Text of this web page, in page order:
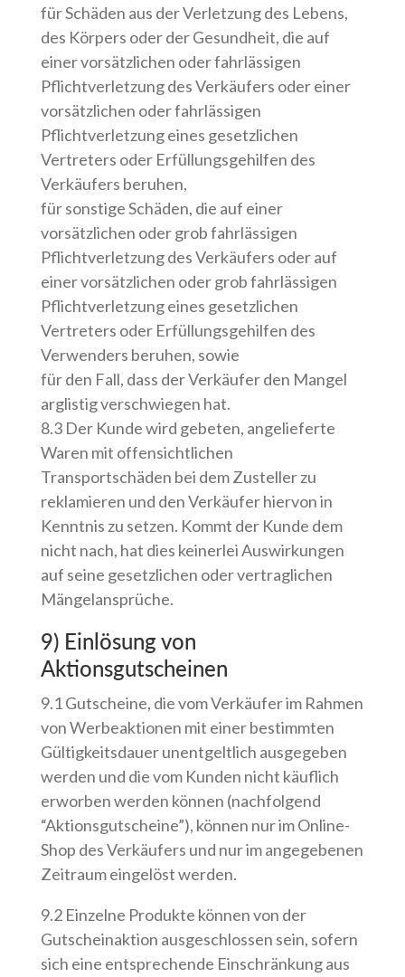
für Schäden aus der Verletzung des Lebens,
des Körpers oder der Gesundheit, die auf
einer vorsätzlichen oder fahrlässigen
Pflichtverletzung des Verkäufers oder einer
vorsätzlichen oder fahrlässigen
Pflichtverletzung eines gesetzlichen
Vertreters oder Erfüllungsgehilfen des
Verkäufers beruhen,
für sonstige Schäden, die auf einer
vorsätzlichen oder grob fahrlässigen
Pflichtverletzung des Verkäufers oder auf
einer vorsätzlichen oder grob fahrlässigen
Pflichtverletzung eines gesetzlichen
Vertreters oder Erfüllungsgehilfen des
Verwenders beruhen, sowie
für den Fall, dass der Verkäufer den Mangel
arglistig verschwiegen hat.
8.3 Der Kunde wird gebeten, angelieferte
Waren mit offensichtlichen
Transportschäden bei dem Zusteller zu
reklamieren und den Verkäufer hiervon in
Kenntnis zu setzen. Kommt der Kunde dem
nicht nach, hat dies keinerlei Auswirkungen
auf seine gesetzlichen oder vertraglichen
Mängelansprüche.
9) Einlösung von
Aktionsgutscheinen
9.1 Gutscheine, die vom Verkäufer im Rahmen
von Werbeaktionen mit einer bestimmten
Gültigkeitsdauer unentgeltlich ausgegeben
werden und die vom Kunden nicht käuflich
erworben werden können (nachfolgend
“Aktionsgutscheine”), können nur im Online-
Shop des Verkäufers und nur im angegebenen
Zeitraum eingelöst werden.
9.2 Einzelne Produkte können von der
Gutscheinaktion ausgeschlossen sein, sofern
sich eine entsprechende Einschränkung aus